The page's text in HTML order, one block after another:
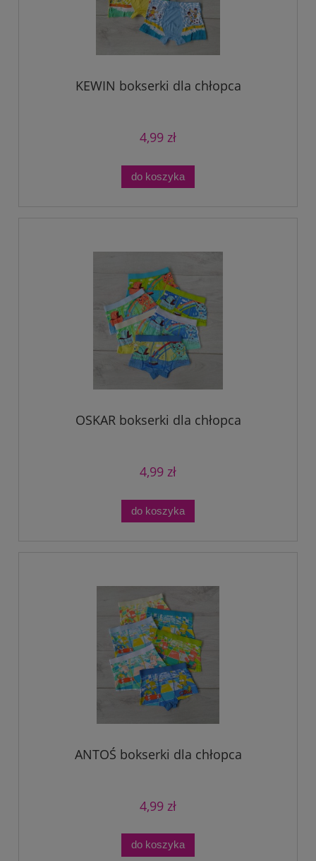
KEWIN bokserki dla chłopca
4,99 zł
do koszyka
OSKAR bokserki dla chłopca
4,99 zł
do koszyka
ANTOŚ bokserki dla chłopca
4,99 zł
do koszyka